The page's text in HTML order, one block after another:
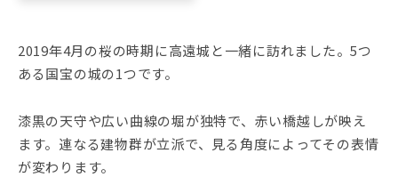
2019年4月の桜の時期に高遠城と一緒に訪れました。5つ
ある国宝の城の1つです。
漆黒の天守や広い曲線の堀が独特で、赤い橋越しが映え
ます。連なる建物群が立派で、見る角度によってその表情
が変わります。